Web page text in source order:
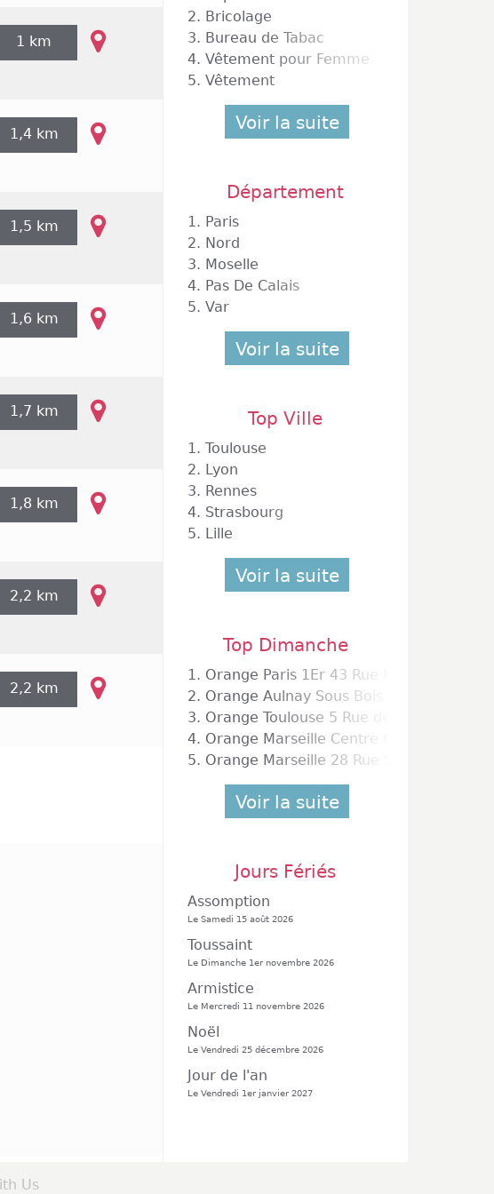
Germain
1 km
1,4 km
Saint Antoine
1,5 km
1,6 km
1,7 km
Forum des Halles Niveau 3
375001 Paris 1er
1,8 km
2,2 km
2,2 km
2. Bricolage
3. Bureau de Tabac
4. Vêtement pour Femme
5. Vêtement
Voir la suite
Département
1. Paris
2. Nord
3. Moselle
4. Pas De Calais
5. Var
Voir la suite
Top Ville
1. Toulouse
2. Lyon
3. Rennes
4. Strasbourg
5. Lille
Voir la suite
Top Dimanche
1. Orange Paris 1Er 43 Rue Rivoli
2. Orange Aulnay Sous Bois Centre
3. Orange Toulouse 5 Rue de Remusat
4. Orange Marseille Centre Commercial
5. Orange Marseille 28 Rue Saint Ferreol
Voir la suite
Jours Fériés
Assomption
Le Samedi 15 août 2026
Toussaint
Le Dimanche 1er novembre 2026
Armistice
Le Mercredi 11 novembre 2026
Noël
Le Vendredi 25 décembre 2026
Jour de l'an
Le Vendredi 1er janvier 2027
Us